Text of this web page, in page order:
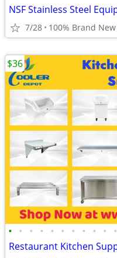
7/28 100% Brand New
• • • • • • • • • • •
$36